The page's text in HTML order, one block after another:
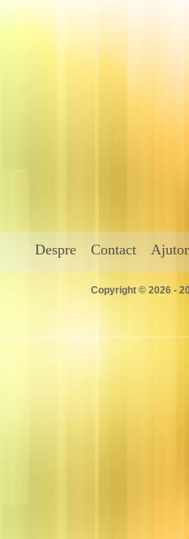
Despre Contact Ajutor
Copyright © 2026 -